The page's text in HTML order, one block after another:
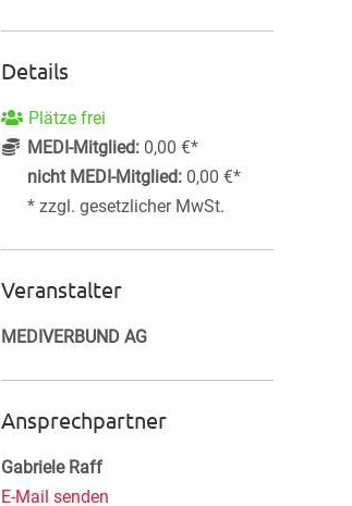
Details
Plätze frei
MEDI-Mitglied:0,00 €*
nicht MEDI-Mitglied:0,00 €*
* zzgl. gesetzlicher MwSt.
Veranstalter
MEDIVERBUND AG
Ansprechpartner
Gabriele Raff
E-Mail senden